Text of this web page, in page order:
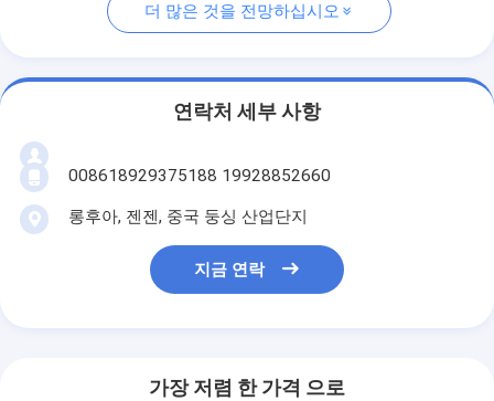
더 많은 것을 전망하십시오
연락처 세부 사항
008618929375188 19928852660
롱후아, 젠젠, 중국 둥싱 산업단지
지금 연락
가장 저렴 한 가격 으로